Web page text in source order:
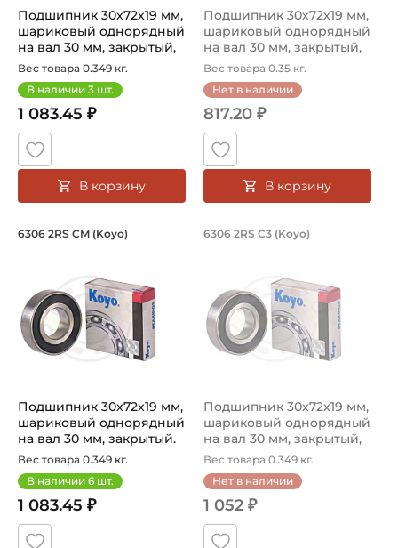
Подшипник 30х72х19 мм,
шариковый однорядный
на вал 30 мм, закрытый,
уве...
Вес товара 0.349 кг.
В наличии 3 шт.
1 083.45 ₽
В корзину
Подшипник 30х72х19 мм,
шариковый однорядный
на вал 30 мм, закрытый,
уве...
Вес товара 0.35 кг.
Нет в наличии
817.20 ₽
В корзину
Подшипник 30х72х19 мм, шариковый
6306 2RS CM (Koyo)
Подшипник 30х72х19 мм,
шариковый однорядный
на вал 30 мм, закрытый.
Арт...
Вес товара 0.349 кг.
В наличии 6 шт.
1 083.45 ₽
Подшипник
6306 2RS C3 (Koyo)
Подшипник 30х72х19 мм,
шариковый однорядный
на вал 30 мм, закрытый,
уве...
Вес товара 0.349 кг.
Нет в наличии
1 052 ₽